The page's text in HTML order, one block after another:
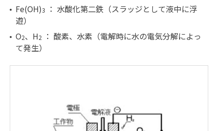
Fe(OH)3
： 水酸化第二鉄（スラッジとして液中に浮
遊）
O2、H2
： 酸素、水素（電解時に水の電気分解によっ
て発生）